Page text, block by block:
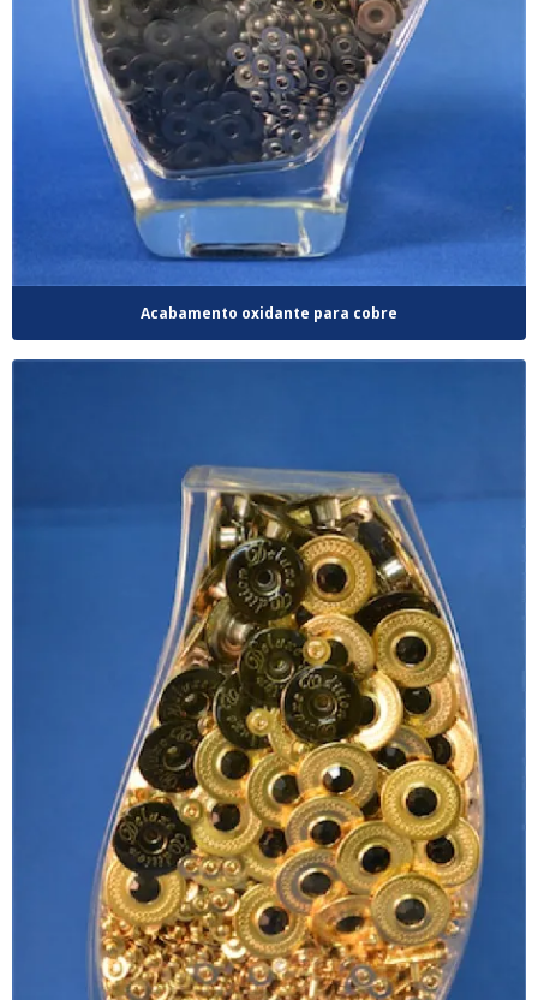
Acabamento oxidante para cobre